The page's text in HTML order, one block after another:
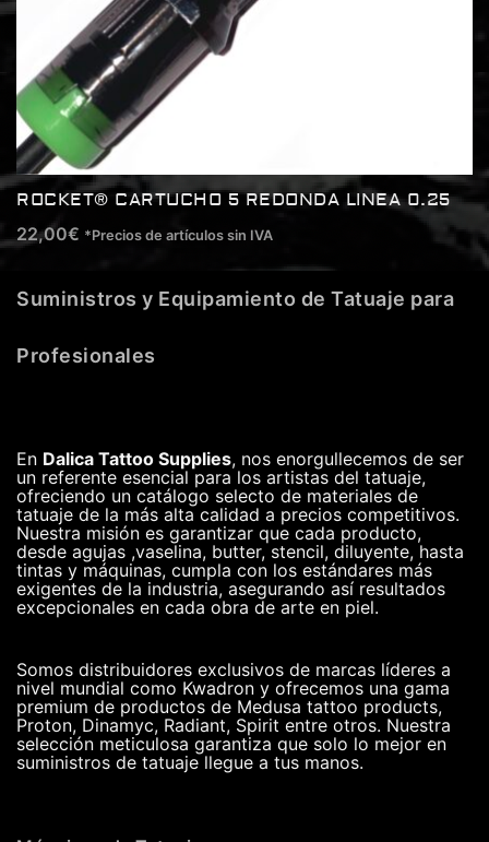
ROCKET® CARTUCHO 5 REDONDA LINEA 0.25
22,00€ *Precios de artículos sin IVA
Suministros y Equipamiento de Tatuaje para
Profesionales
En Dalica Tattoo Supplies, nos enorgullecemos de ser
un referente esencial para los artistas del tatuaje,
ofreciendo un catálogo selecto de materiales de
tatuaje de la más alta calidad a precios competitivos.
Nuestra misión es garantizar que cada producto,
desde agujas ,vaselina, butter, stencil, diluyente, hasta
tintas y máquinas, cumpla con los estándares más
exigentes de la industria, asegurando así resultados
excepcionales en cada obra de arte en piel.
Somos distribuidores exclusivos de marcas líderes a
nivel mundial como Kwadron y ofrecemos una gama
premium de productos de Medusa tattoo products,
Proton, Dinamyc, Radiant, Spirit entre otros. Nuestra
selección meticulosa garantiza que solo lo mejor en
suministros de tatuaje llegue a tus manos.